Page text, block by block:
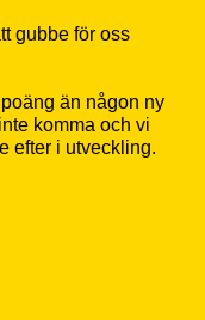
gubbe för oss
än någon ny
komma och vi
efter i utveckling.